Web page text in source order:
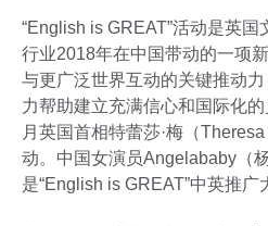
“English is GREAT”活动是英
行业2018年在中国带动的一项
与更广泛世界互动的关键推动
力帮助建立充满信心和国际化
月英国首相特蕾莎·梅（
动。中国女演员Angelababy（
是“English is GREAT”中英推广